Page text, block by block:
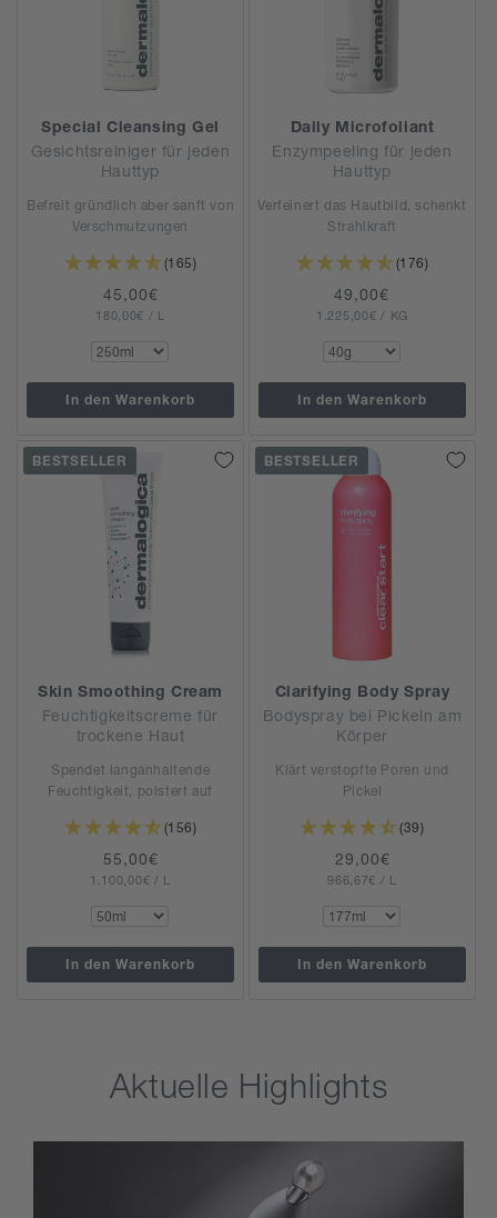
Special Cleansing Gel
Gesichtsreiniger für jeden
Hauttyp
Befreit gründlich aber sanft von
Verschmutzungen
(165)
Normaler
Preis
45,00€
GRUNDPREIS
180,00€ / PRO
L
In den Warenkorb
Daily Microfoliant
Enzympeeling für jeden
Hauttyp
Verfeinert das Hautbild, schenkt
Strahlkraft
(176)
Normaler
Preis
49,00€
GRUNDPREIS
1.225,00€ / PRO
KG
In den Warenkorb
BESTSELLER
Skin Smoothing Cream
Feuchtigkeitscreme für
trockene Haut
Spendet langanhaltende
Feuchtigkeit, polstert auf
(156)
Normaler
Preis
55,00€
GRUNDPREIS
1.100,00€ / PRO
L
In den Warenkorb
BESTSELLER
Clarifying Body Spray
Bodyspray bei Pickeln am
Körper
Klärt verstopfte Poren und
Pickel
(39)
Normaler
Preis
29,00€
GRUNDPREIS
966,67€ / PRO
L
In den Warenkorb
Aktuelle Highlights